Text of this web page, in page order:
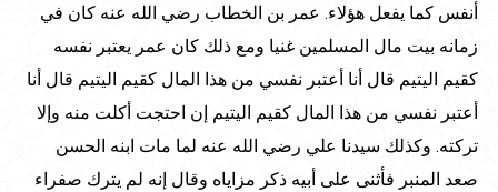
أنفس كما يفعل هؤلاء. عمر بن الخطاب رضي الله عنه كان في
زمانه بيت مال المسلمين غنيا ومع ذلك كان عمر يعتبر نفسه
كقيم اليتيم قال أنا أعتبر نفسي من هذا المال كقيم اليتيم قال أنا
أعتبر نفسي من هذا المال كقيم اليتيم إن احتجت أكلت منه وإلا
تركته. وكذلك سيدنا علي رضي الله عنه لما مات ابنه الحسن
صعد المنبر فأثنى على أبيه ذكر مزاياه وقال إنه لم يترك صفراء